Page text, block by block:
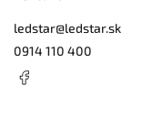
ledstar@ledstar.sk
0914 110 400